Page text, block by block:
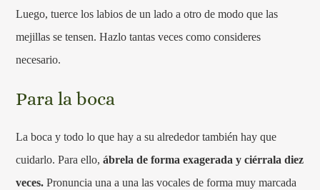
Luego, tuerce los labios de un lado a otro de modo que las
mejillas se tensen. Hazlo tantas veces como consideres
necesario.
Para la boca
La boca y todo lo que hay a su alrededor también hay que
cuidarlo. Para ello,ábrela de forma exagerada y ciérrala diez
veces. Pronuncia una a una las vocales de forma muy marcada